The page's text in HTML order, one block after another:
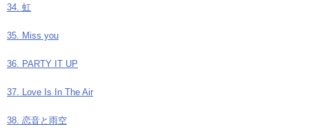
34. 虹
35. Miss you
36. PARTY IT UP
37. Love Is In The Air
38. 恋音と雨空